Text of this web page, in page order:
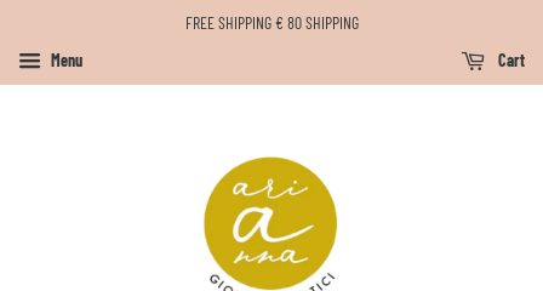
FREE SHIPPING € 80 SHIPPING
Menu
Cart